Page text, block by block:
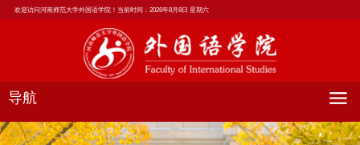
欢迎访问河南师范大学外国语学院！当前时间： 2026年8月8日 星期六
导航